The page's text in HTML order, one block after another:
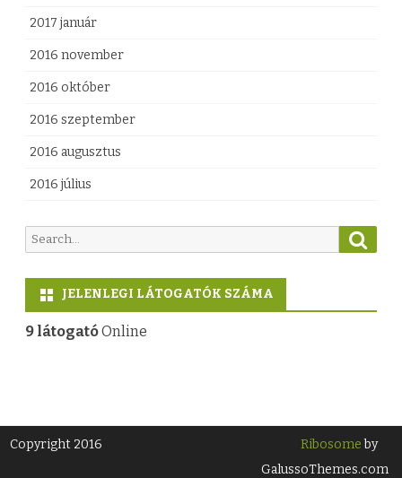
2017 január
2016 november
2016 október
2016 szeptember
2016 augusztus
2016 július
a
c
:
e
h
JELENLEGI LÁTOGATÓK SZÁMA
9 látogatóOnline
Copyright 2016 Ribosomeby
GalussoThemes.com